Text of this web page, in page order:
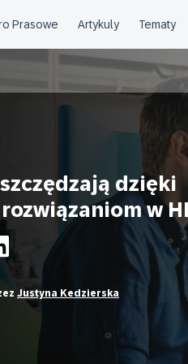
dzięki
w
Justyna Kedzierska